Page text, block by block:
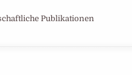
Publikationen